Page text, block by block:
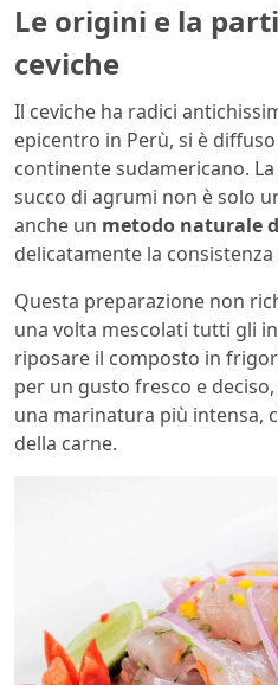
Le origini e la
ceviche
Il ceviche ha radici
epicentro in Perù, si è
continente sudamericano.
succo di agrumi non è solo
anche un metodo naturale
delicatamente la consistenza
Questa preparazione non
una volta mescolati tutti gli
riposare il composto in
per un gusto fresco e
una marinatura più intensa,
della carne.